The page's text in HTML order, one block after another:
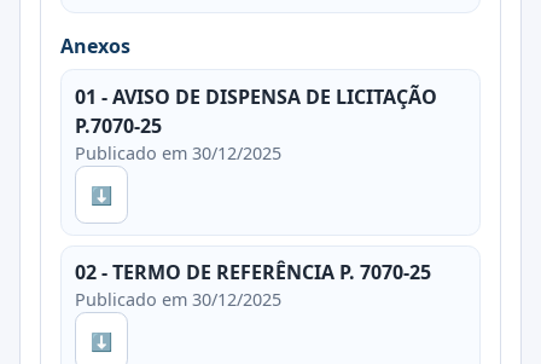
Anexos
01 - AVISO DE DISPENSA DE LICITAÇÃO
P.7070-25
Publicado em 30/12/2025
⬇
02 - TERMO DE REFERÊNCIA P. 7070-25
Publicado em 30/12/2025
⬇